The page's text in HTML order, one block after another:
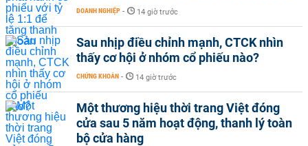
DOANH NGHIỆP - 14 giờ trước
Sau nhịp điều chỉnh mạnh, CTCK nhìn
thấy cơ hội ở nhóm cổ phiếu nào?
CHỨNG KHOÁN - 14 giờ trước
Một thương hiệu thời trang Việt đóng
cửa sau 5 năm hoạt động, thanh lý toàn
bộ cửa hàng